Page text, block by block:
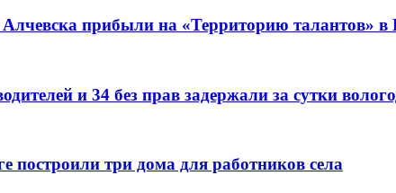
прибыли на «Территорию талантов» в
и 34 без прав задержали за сутки
построили три дома для работников села